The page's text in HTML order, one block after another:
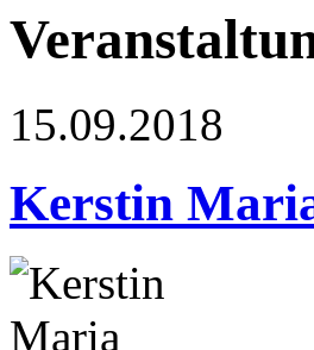
15.09.2018
Kerstin